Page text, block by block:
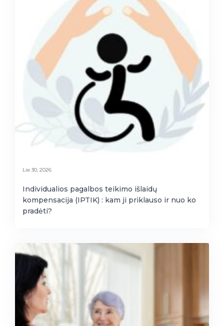
Lie 30, 2026
Individualios pagalbos teikimo išlaidų
kompensacija (IPTIK) : kam ji priklauso ir nuo ko
pradėti?